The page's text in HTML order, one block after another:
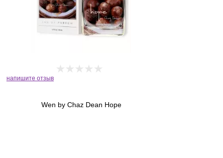
напишите отзыв
Wen by Chaz Dean Hope